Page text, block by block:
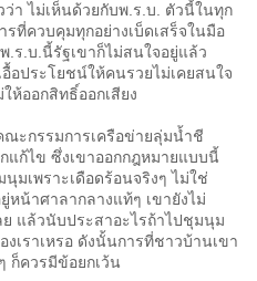
า ไม่เห็นด้วยกับพ.ร.บ. ตัวนี้ในทุก
ที่ควบคุมทุกอย่างเบ็ดเสร็จในมือ
.ร.บ.นี้รัฐเขาก็ไม่สนใจอยู่แล้ว
อประโยชน์ให้คนรวยไม่เคยสนใจ
ห้ออกสิทธิ์ออกเสียง
ะกรรมการเครือข่ายลุ่มน้ำชี
แก้ไข ซึ่งเขาออกกฎหมายแบบนี้
มเพราะเดือดร้อนจริงๆ ไม่ใช่
น้าศาลากลางแท้ๆ เขายังไม่
ย แล้วนับประสาอะไรถ้าไปชุมนุม
งเราเหรอ ดังนั้นการที่ชาวบ้านเขา
ก็ควรมีข้อยกเว้น